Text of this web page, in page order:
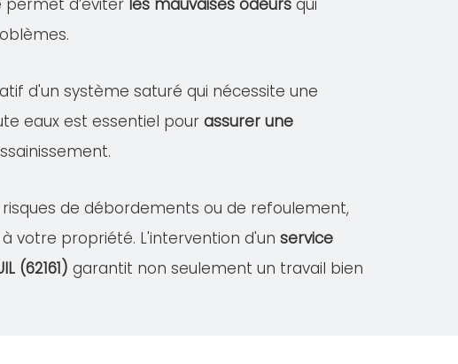
d’éviter les mauvaises odeurs qui
d'un système saturé qui nécessite une
eaux est essentiel pour assurer une
de débordements ou de refoulement,
votre propriété. L'intervention d'un service
(62161) garantit non seulement un travail bien